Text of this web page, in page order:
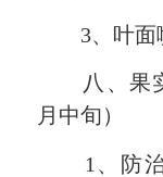
3、叶面喷
八、果实
月中旬）
1、防治